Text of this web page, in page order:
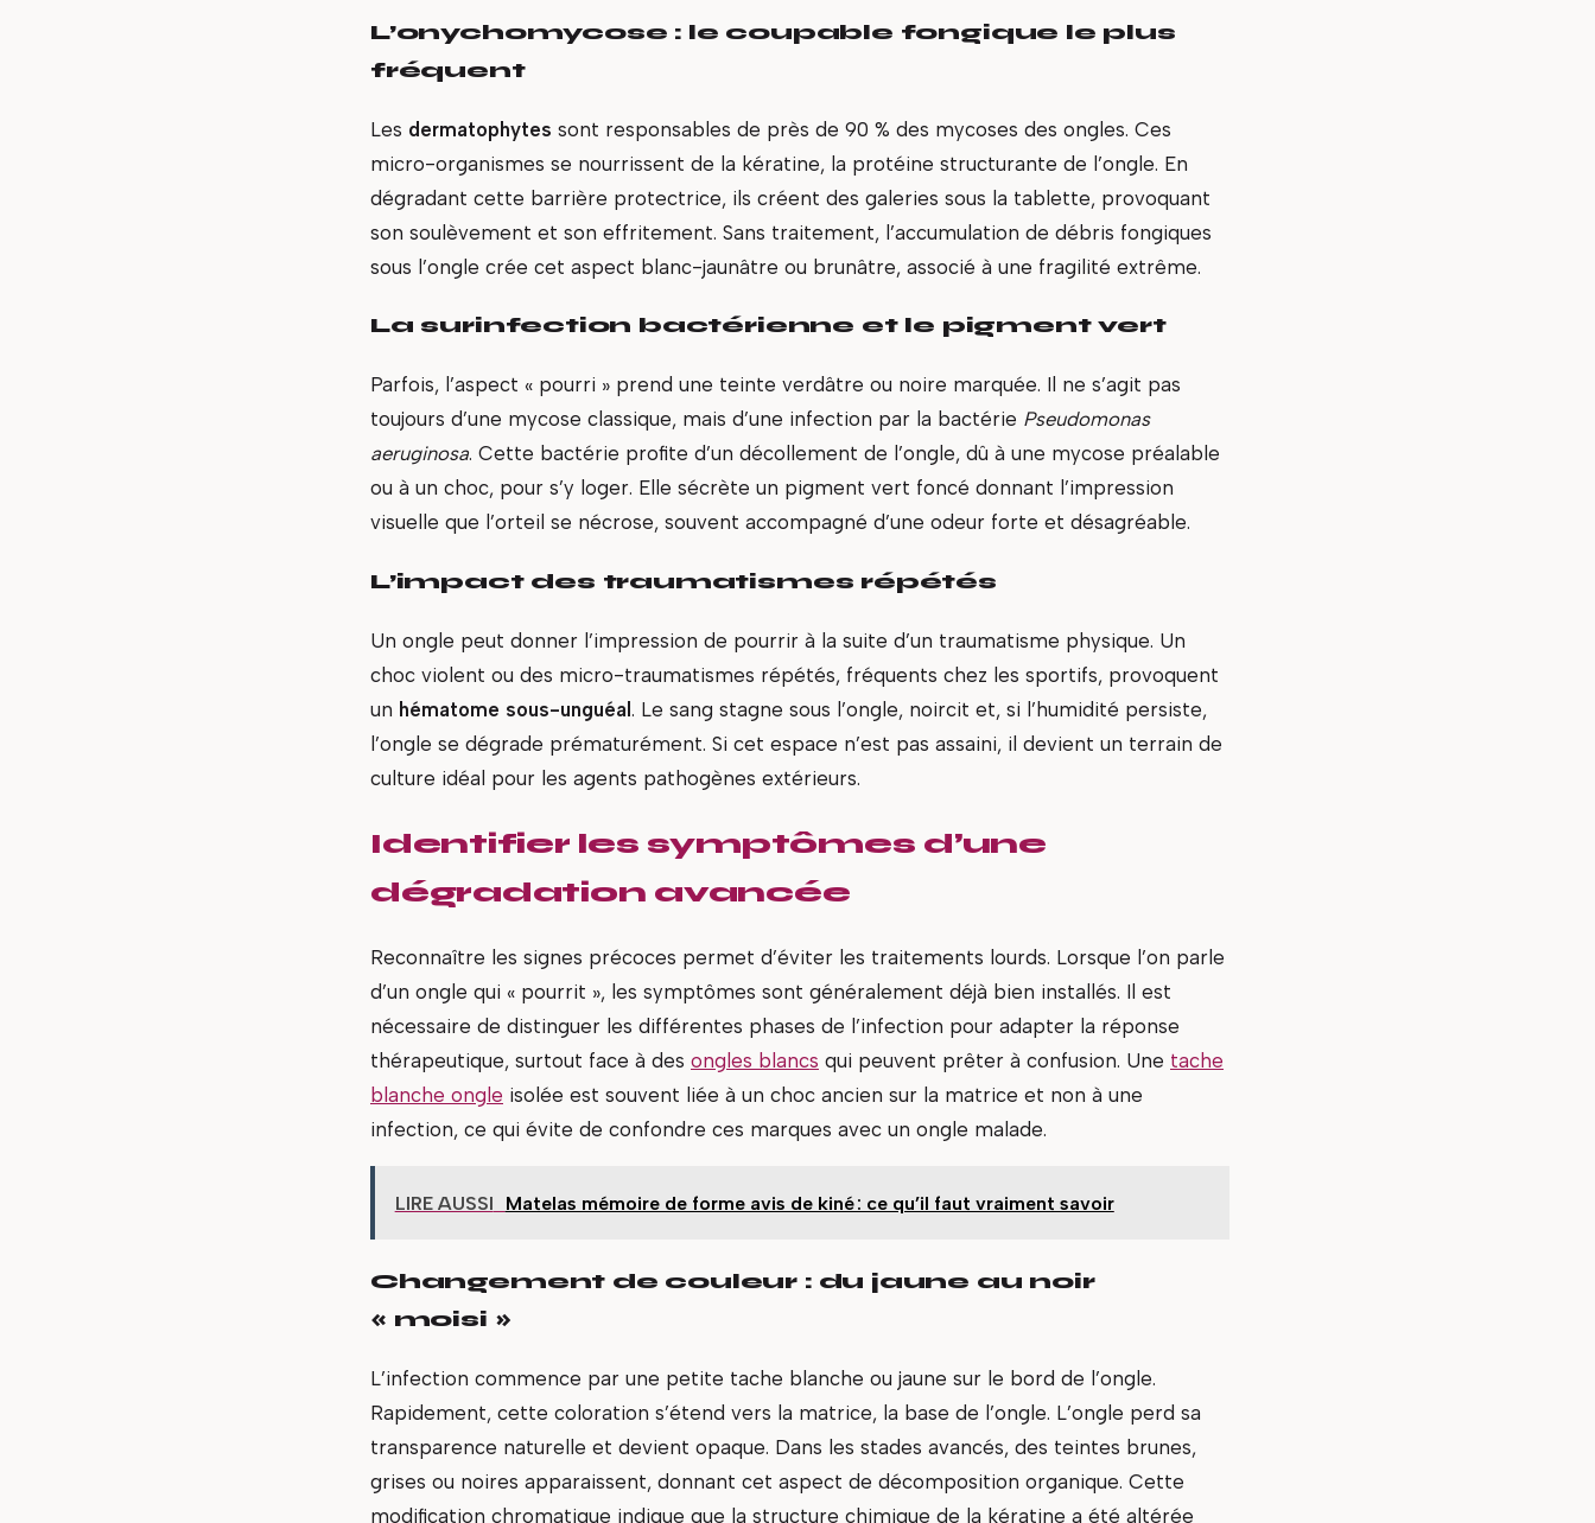
L’onychomycose : le coupable fongique le plus
fréquent
Les dermatophytes sont responsables de près de 90 % des mycoses des ongles. Ces
micro-organismes se nourrissent de la kératine, la protéine structurante de l’ongle. En
dégradant cette barrière protectrice, ils créent des galeries sous la tablette, provoquant
son soulèvement et son effritement. Sans traitement, l’accumulation de débris fongiques
sous l’ongle crée cet aspect blanc-jaunâtre ou brunâtre, associé à une fragilité extrême.
La surinfection bactérienne et le pigment vert
Parfois, l’aspect « pourri » prend une teinte verdâtre ou noire marquée. Il ne s’agit pas
toujours d’une mycose classique, mais d’une infection par la bactérie Pseudomonas
aeruginosa. Cette bactérie profite d’un décollement de l’ongle, dû à une mycose préalable
ou à un choc, pour s’y loger. Elle sécrète un pigment vert foncé donnant l’impression
visuelle que l’orteil se nécrose, souvent accompagné d’une odeur forte et désagréable.
L’impact des traumatismes répétés
Un ongle peut donner l’impression de pourrir à la suite d’un traumatisme physique. Un
choc violent ou des micro-traumatismes répétés, fréquents chez les sportifs, provoquent
un hématome sous-unguéal. Le sang stagne sous l’ongle, noircit et, si l’humidité persiste,
l’ongle se dégrade prématurément. Si cet espace n’est pas assaini, il devient un terrain de
culture idéal pour les agents pathogènes extérieurs.
Identifier les symptômes d’une
dégradation avancée
Reconnaître les signes précoces permet d’éviter les traitements lourds. Lorsque l’on parle
d’un ongle qui « pourrit », les symptômes sont généralement déjà bien installés. Il est
nécessaire de distinguer les différentes phases de l’infection pour adapter la réponse
thérapeutique, surtout face à des ongles blancs qui peuvent prêter à confusion. Une tache
blanche ongle isolée est souvent liée à un choc ancien sur la matrice et non à une
infection, ce qui évite de confondre ces marques avec un ongle malade.
LIRE AUSSI Matelas mémoire de forme avis de kiné : ce qu’il faut vraiment savoir
Changement de couleur : du jaune au noir
« moisi »
L’infection commence par une petite tache blanche ou jaune sur le bord de l’ongle.
Rapidement, cette coloration s’étend vers la matrice, la base de l’ongle. L’ongle perd sa
transparence naturelle et devient opaque. Dans les stades avancés, des teintes brunes,
grises ou noires apparaissent, donnant cet aspect de décomposition organique. Cette
modification chromatique indique que la structure chimique de la kératine a été altérée